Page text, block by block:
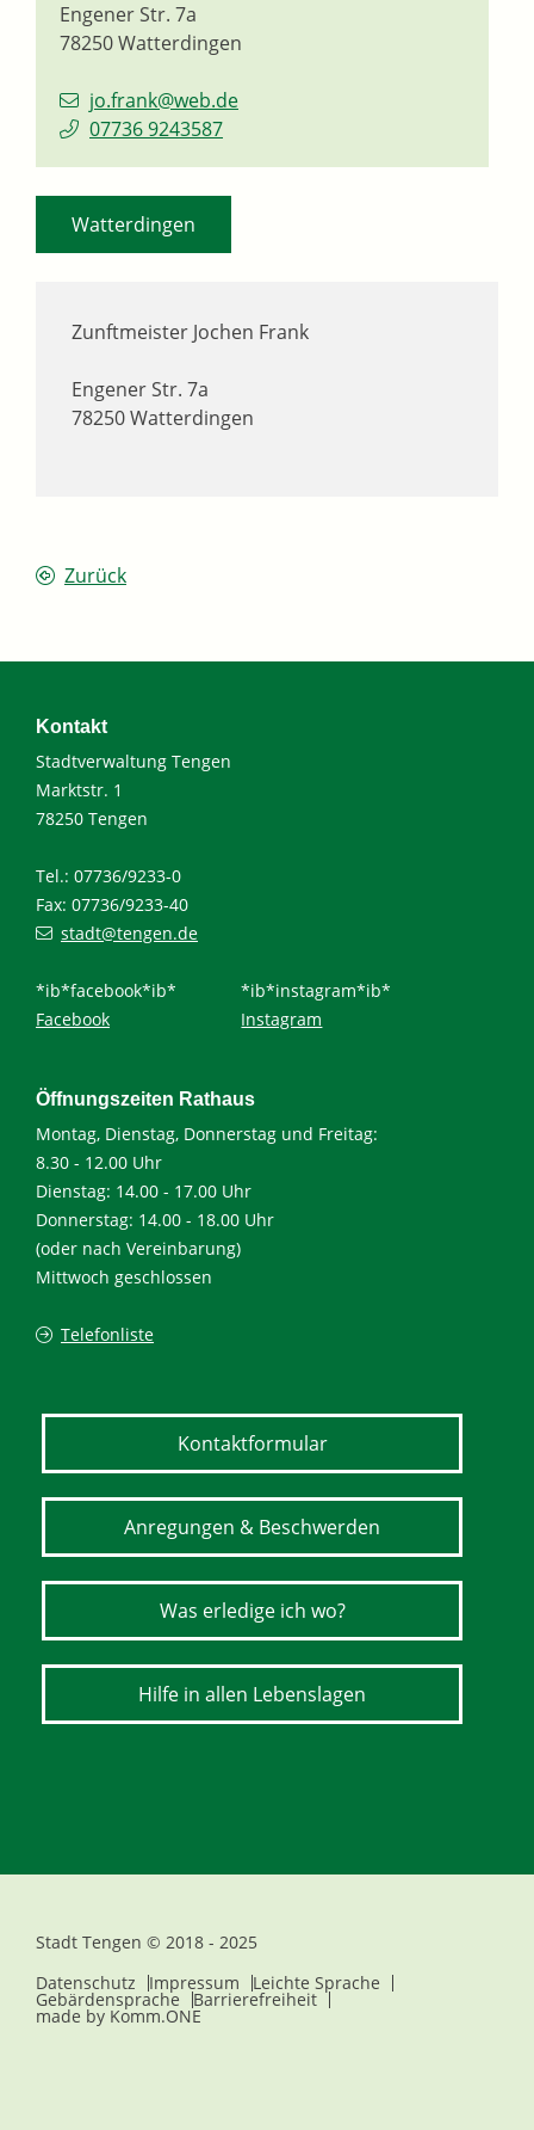
Engener Str. 7a
78250Watterdingen
jo.frank@web.de
07736 9243587
Zunftmeister Jochen Frank
Engener Str. 7a
78250Watterdingen
Watterdingen
Zurück
Kontakt
Stadtverwaltung Tengen
Marktstr. 1
78250 Tengen
Tel.: 07736/9233-0
Fax: 07736/9233-40
stadt@tengen.de
*ib*facebook*ib*
Facebook
*ib*instagram*ib*
Instagram
Öffnungszeiten Rathaus
Montag, Dienstag, Donnerstag und Freitag:
8.30 - 12.00 Uhr
Dienstag: 14.00 - 17.00 Uhr
Donnerstag: 14.00 - 18.00 Uhr
(oder nach Vereinbarung)
Mittwoch geschlossen
Telefonliste
Kontaktformular
Anregungen & Beschwerden
Was erledige ich wo?
Hilfe in allen Lebenslagen
Stadt Tengen © 2018 - 2025
Datenschutz
Impressum Leichte Sprache
Gebärdensprache Barrierefreiheit
made by Komm.ONE